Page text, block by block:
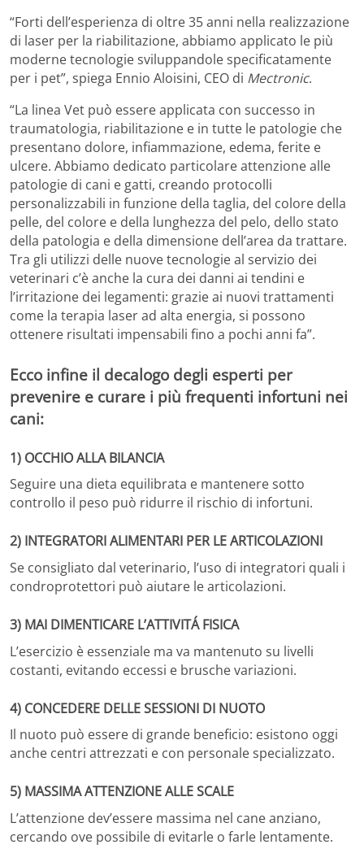
“Forti dell’esperienza di oltre 35 anni nella realizzazione
di laser per la riabilitazione, abbiamo applicato le più
moderne tecnologie sviluppandole specificatamente
per i pet”, spiega Ennio Aloisini, CEO di Mectronic.
“La linea Vet può essere applicata con successo in
traumatologia, riabilitazione e in tutte le patologie che
presentano dolore, infiammazione, edema, ferite e
ulcere. Abbiamo dedicato particolare attenzione alle
patologie di cani e gatti, creando protocolli
personalizzabili in funzione della taglia, del colore della
pelle, del colore e della lunghezza del pelo, dello stato
della patologia e della dimensione dell’area da trattare.
Tra gli utilizzi delle nuove tecnologie al servizio dei
veterinari c’è anche la cura dei danni ai tendini e
l’irritazione dei legamenti: grazie ai nuovi trattamenti
come la terapia laser ad alta energia, si possono
ottenere risultati impensabili fino a pochi anni fa”.
Ecco infine il decalogo degli esperti per
prevenire e curare i più frequenti infortuni nei
cani:
1) OCCHIO ALLA BILANCIA
Seguire una dieta equilibrata e mantenere sotto
controllo il peso può ridurre il rischio di infortuni.
2) INTEGRATORI ALIMENTARI PER LE ARTICOLAZIONI
Se consigliato dal veterinario, l’uso di integratori quali i
condroprotettori può aiutare le articolazioni.
3) MAI DIMENTICARE L’ATTIVITÁ FISICA
L’esercizio è essenziale ma va mantenuto su livelli
costanti, evitando eccessi e brusche variazioni.
4) CONCEDERE DELLE SESSIONI DI NUOTO
Il nuoto può essere di grande beneficio: esistono oggi
anche centri attrezzati e con personale specializzato.
5) MASSIMA ATTENZIONE ALLE SCALE
L’attenzione dev’essere massima nel cane anziano,
cercando ove possibile di evitarle o farle lentamente.